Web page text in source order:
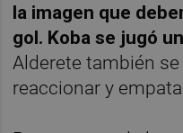
la imagen que
gol. Koba se jugó
Alderete también
reaccionar y